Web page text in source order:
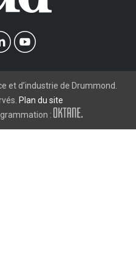
et d’industrie de Drummond.
Plan du site
: